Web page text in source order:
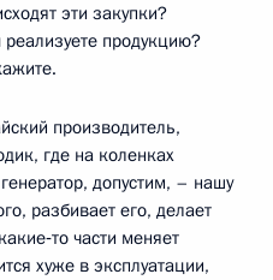
эти закупки?
продукцию?
производитель,
где на коленках
допустим, – нашу
разбивает его, делает
части меняет
хуже в эксплуатации,